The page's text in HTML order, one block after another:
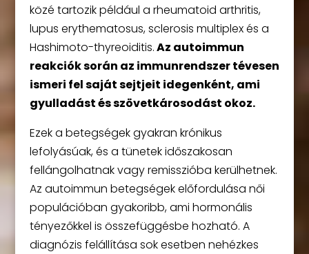
közé tartozik például a rheumatoid arthritis,
lupus erythematosus, sclerosis multiplex és a
Hashimoto-thyreoiditis.Az autoimmun
reakciók során az immunrendszer tévesen
ismeri fel saját sejtjeit idegenként, ami
gyulladást és szövetkárosodást okoz.
Ezek a betegségek gyakran krónikus
lefolyásúak, és a tünetek időszakosan
fellángolhatnak vagy remisszióba kerülhetnek.
Az autoimmun betegségek előfordulása női
populációban gyakoribb, ami hormonális
tényezőkkel is összefüggésbe hozható. A
diagnózis felállítása sok esetben nehézkes